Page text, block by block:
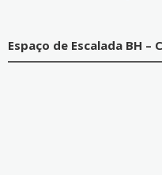
Espaço de Escalada BH –